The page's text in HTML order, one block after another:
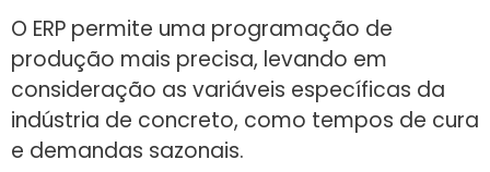
O ERP permite uma programação de
produção mais precisa, levando em
consideração as variáveis específicas da
indústria de concreto, como tempos de cura
e demandas sazonais.